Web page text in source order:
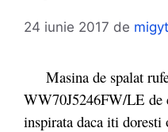
24 iunie 2017 de migyt
Masina de spalat
WW70J5246FW/LE de
inspirata daca iti doresti